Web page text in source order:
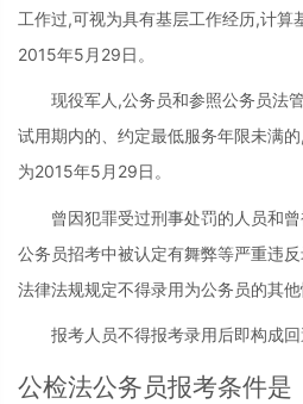
工作过,可视为具有基层工作经历,计算
2015年5月29日。
现役军人,公务员和参照公务员法
试用期内的、约定最低服务年限未满
为2015年5月29日。
曾因犯罪受过刑事处罚的人员和
公务员招考中被认定有舞弊等严重违
法律法规规定不得录用为公务员的其他
报考人员不得报考录用后即构成回
公检法公务员报考条件是